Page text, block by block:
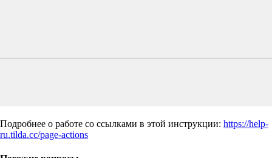
Подробнее о работе со ссылками в этой инструкции: https://help-
ru.tilda.cc/page-actions